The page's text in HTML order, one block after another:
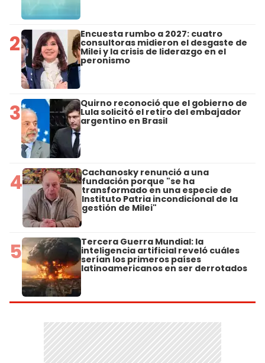
2 Encuesta rumbo a 2027: cuatro
consultoras midieron el desgaste de
Milei y la crisis de liderazgo en el
peronismo
3 Quirno reconoció que el gobierno de
Lula solicitó el retiro del embajador
argentino en Brasil
4 Cachanosky renunció a una
fundación porque "se ha
transformado en una especie de
Instituto Patria incondicional de la
gestión de Milei"
5 Tercera Guerra Mundial: la
inteligencia artificial reveló cuáles
serían los primeros países
latinoamericanos en ser derrotados